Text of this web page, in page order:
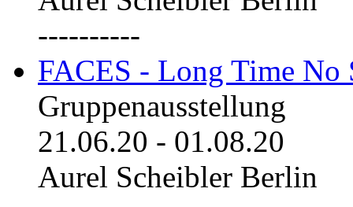
----------
FACES - Long Time No
Gruppenausstellung
21.06.20 - 01.08.20
Aurel Scheibler Berlin